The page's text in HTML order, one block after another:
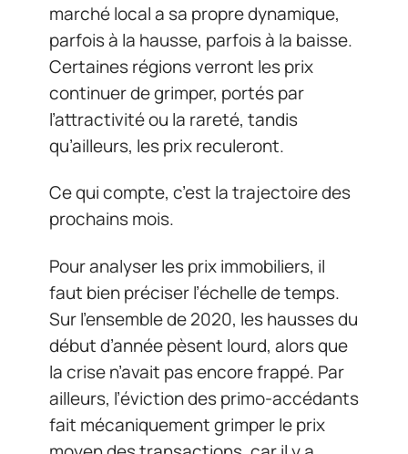
marché local a sa propre dynamique,
parfois à la hausse, parfois à la baisse.
Certaines régions verront les prix
continuer de grimper, portés par
l’attractivité ou la rareté, tandis
qu’ailleurs, les prix reculeront.
Ce qui compte, c’est la trajectoire des
prochains mois.
Pour analyser les prix immobiliers, il
faut bien préciser l’échelle de temps.
Sur l’ensemble de 2020, les hausses du
début d’année pèsent lourd, alors que
la crise n’avait pas encore frappé. Par
ailleurs, l’éviction des primo-accédants
fait mécaniquement grimper le prix